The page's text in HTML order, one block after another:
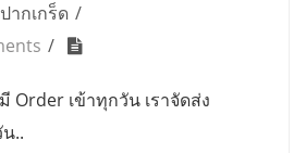
ากเกร็ด
Order เข้าทุกวัน เราจัดส่ง
..